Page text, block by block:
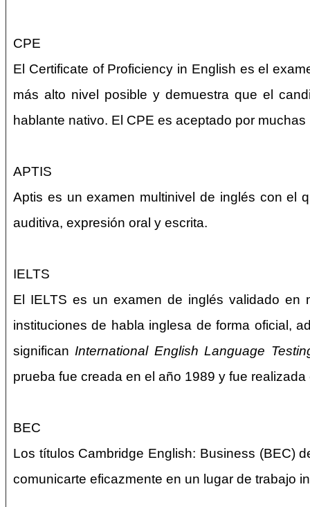
CPE
El Certificate of Proficiency in English es el
más alto nivel posible y demuestra que el
hablante nativo. El CPE es aceptado por
APTIS
Aptis es un examen multinivel de inglés con el
auditiva, expresión oral y escrita.
IELTS
El IELTS es un examen de inglés validado
instituciones de habla inglesa de forma oficial,
significan International English Language
prueba fue creada en el año 1989 y fue
BEC
Los títulos Cambridge English: Business (BEC)
comunicarte eficazmente en un lugar de trabajo